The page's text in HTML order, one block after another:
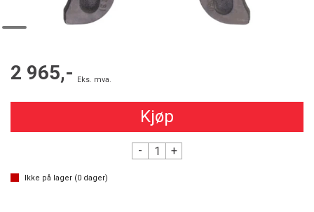
2 965,- Eks. mva.
Kjøp
- +
Ikke på lager (0 dager)